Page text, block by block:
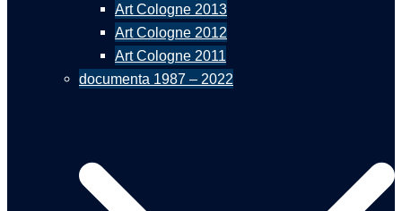
Art Cologne 2013
Art Cologne 2012
Art Cologne 2011
documenta 1987 – 2022